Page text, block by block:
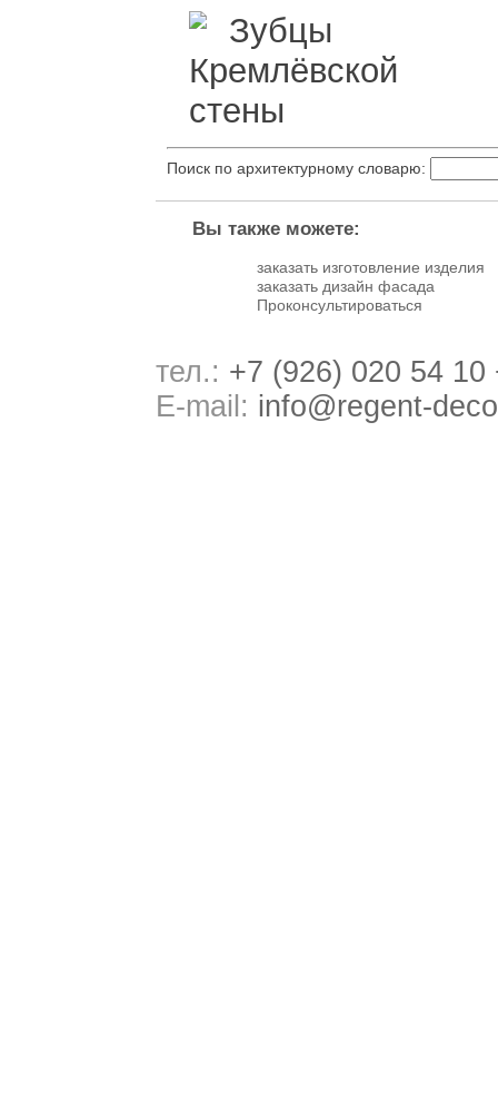
Поиск по архитектурному словарю:
Вы также можете:
заказать изготовление изделия
заказать дизайн фасада
Проконсультироваться
тел.: +7 (926) 020 54 10
E-mail: info@regent-